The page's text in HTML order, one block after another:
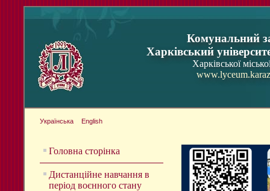
Комунальний
Харківський
Харківської
Українська English
Головна сторінка
Дистанційне навчання в
період воєнного стану